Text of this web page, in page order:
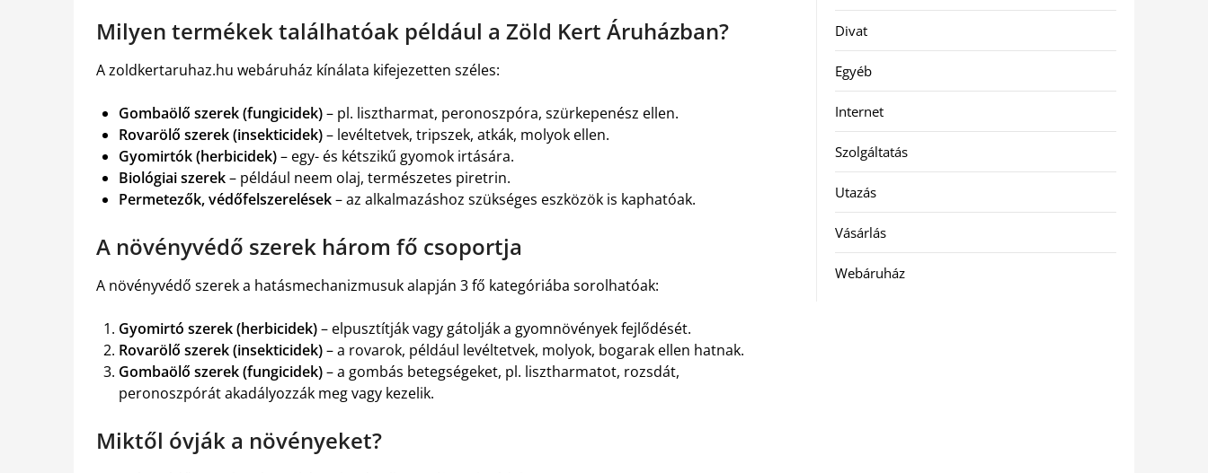
Milyen termékek találhatóak például a Zöld Kert Áruházban?
A zoldkertaruhaz.hu webáruház kínálata kifejezetten széles:
Gombaölő szerek (fungicidek)– pl. lisztharmat, peronoszpóra, szürkepenész ellen.
Rovarölő szerek (insekticidek)– levéltetvek, tripszek, atkák, molyok ellen.
Gyomirtók (herbicidek)– egy- és kétszikű gyomok irtására.
Biológiai szerek– például neem olaj, természetes piretrin.
Permetezők, védőfelszerelések– az alkalmazáshoz szükséges eszközök is kaphatóak.
A növényvédő szerek három fő csoportja
A növényvédő szerek a hatásmechanizmusuk alapján 3 fő kategóriába sorolhatóak:
Gyomirtó szerek (herbicidek)– elpusztítják vagy gátolják a gyomnövények fejlődését.
Rovarölő szerek (insekticidek)– a rovarok, például levéltetvek, molyok, bogarak ellen hatnak.
Gombaölő szerek (fungicidek)– a gombás betegségeket, pl. lisztharmatot, rozsdát,
peronoszpórát akadályozzák meg vagy kezelik.
Miktől óvják a növényeket?
Divat
Egyéb
Internet
Szolgáltatás
Utazás
Vásárlás
Webáruház